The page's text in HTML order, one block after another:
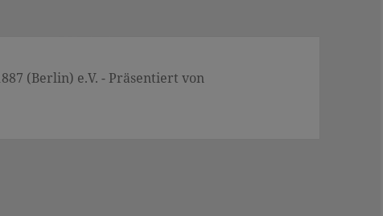
(Berlin) e.V. - Präsentiert von